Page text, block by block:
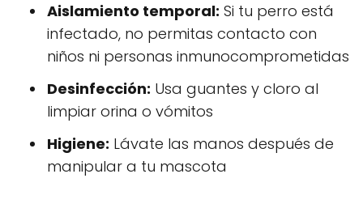
Aislamiento temporal: Si tu perro está
infectado, no permitas contacto con
niños ni personas inmunocomprometidas
Desinfección: Usa guantes y cloro al
limpiar orina o vómitos
Higiene: Lávate las manos después de
manipular a tu mascota